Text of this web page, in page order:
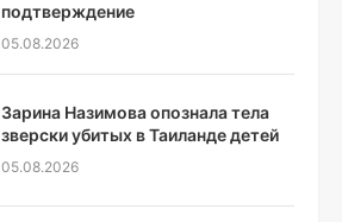
подтверждение
05.08.2026
Зарина Назимова опознала тела
зверски убитых в Таиланде детей
05.08.2026